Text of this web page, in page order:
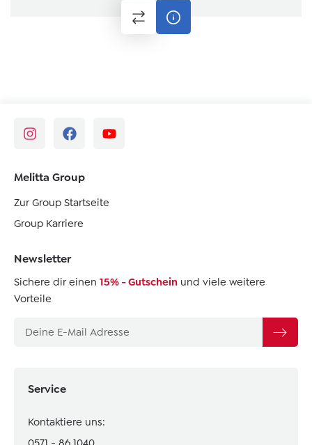
Service
Kontaktiere uns:
Melitta Group
Zur Group Startseite
Group Karriere
Newsletter
Sichere dir einen 15% - Gutschein und viele weitere
Vorteile